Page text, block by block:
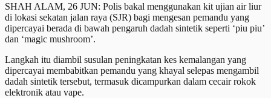
SHAH ALAM, 26 JUN: Polis bakal menggunakan kit ujian air liur
di lokasi sekatan jalan raya (SJR) bagi mengesan pemandu yang
dipercayai berada di bawah pengaruh dadah sintetik seperti ‘piu piu’
dan ‘magic mushroom’.
Langkah itu diambil susulan peningkatan kes kemalangan yang
dipercayai membabitkan pemandu yang khayal selepas mengambil
dadah sintetik tersebut, termasuk dicampurkan dalam cecair rokok
elektronik atau vape.